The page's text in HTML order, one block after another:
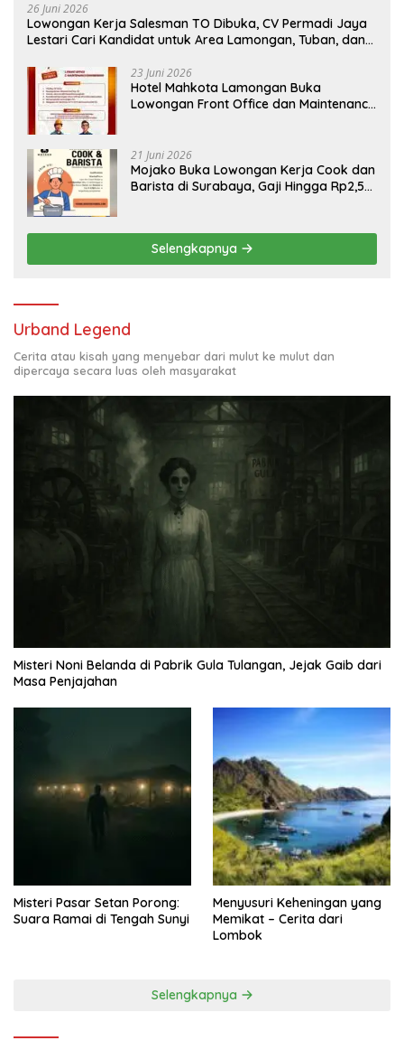
26 Juni 2026
Lowongan Kerja Salesman TO Dibuka, CV Permadi Jaya
Lestari Cari Kandidat untuk Area Lamongan, Tuban, dan
23 Juni 2026
Hotel Mahkota Lamongan Buka
Lowongan Front Office dan Maintenance
21 Juni 2026
Mojako Buka Lowongan Kerja Cook dan
Barista di Surabaya, Gaji Hingga Rp2,5
Selengkapnya
Urband Legend
Cerita atau kisah yang menyebar dari mulut ke mulut dan
dipercaya secara luas oleh masyarakat
Misteri Noni Belanda di Pabrik Gula Tulangan, Jejak Gaib dari
Masa Penjajahan
Misteri Pasar Setan Porong:
Suara Ramai di Tengah Sunyi
Menyusuri Keheningan yang
Memikat – Cerita dari
Lombok
Selengkapnya